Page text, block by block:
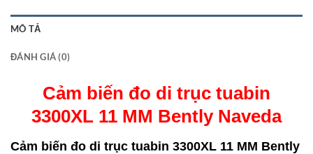
MÔ TẢ
ĐÁNH GIÁ (0)
Cảm biến đo di trục tuabin
3300XL 11 MM Bently Naveda
Cảm biến đo di trục tuabin 3300XL 11 MM Bently